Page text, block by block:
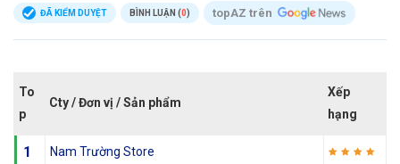
ĐÃ KIỂM DUYỆT BÌNH LUẬN (0) topAZ trên
To
p
Cty / Đơn vị / Sản phẩm
Xếp
hạng
1 Nam Trường Store